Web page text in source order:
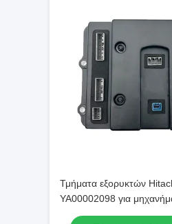
Τμήματα εξορυκτών
YA00002098 για